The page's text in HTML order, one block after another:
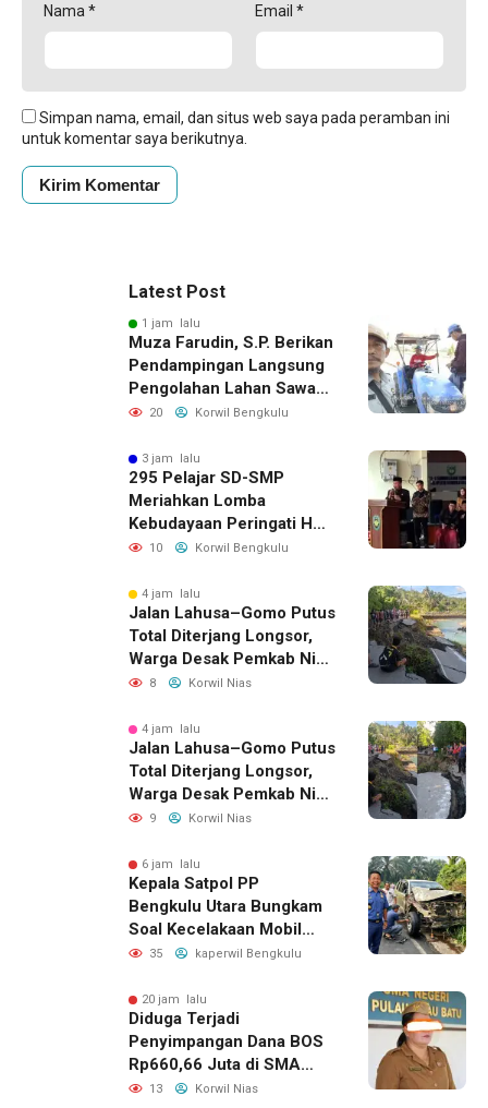
Nama* Email *
Simpan nama, email, dan situs web saya pada peramban ini
untuk komentar saya berikutnya.
Latest Post
1 jam lalu
Muza Farudin, S.P. Berikan
Pendampingan Langsung
Pengolahan Lahan Sawah
di Seginim
20 Korwil Bengkulu
3 jam lalu
295 Pelajar SD-SMP
Meriahkan Lomba
Kebudayaan Peringati HUT
RI Ke-81 di Bengkulu
10 Korwil Bengkulu
4 jam lalu
Jalan Lahusa–Gomo Putus
Total Diterjang Longsor,
Warga Desak Pemkab Nias
Selatan Bergerak Cepat
8 Korwil Nias
4 jam lalu
Jalan Lahusa–Gomo Putus
Total Diterjang Longsor,
Warga Desak Pemkab Nias
Selatan Bergerak Cepat
9 Korwil Nias
6 jam lalu
Kepala Satpol PP
Bengkulu Utara Bungkam
Soal Kecelakaan Mobil
Dinas yang Dikemudikan
35 kaperwil Bengkulu
20 jam lalu
Diduga Terjadi
Penyimpangan Dana BOS
Rp660,66 Juta di SMA
Negeri 1 Pulau-Pulau
13 Korwil Nias